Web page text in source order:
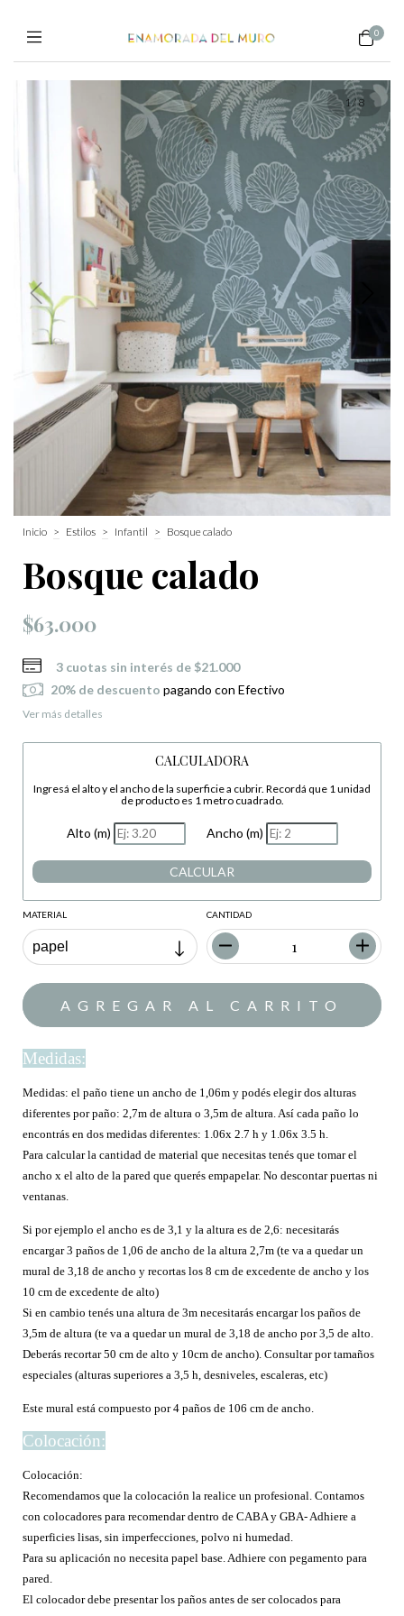
0
1/8
Inicio > Estilos > Infantil > Bosque calado
Bosque calado
$63.000
3 cuotas sin interés de $21.000
20% de descuento pagando con Efectivo
Ver más detalles
CALCULADORA
Ingresá el alto y el ancho de la superficie a cubrir. Recordá que 1 unidad
de producto es 1 metro cuadrado.
Alto (m) Ancho (m)
CALCULAR
MATERIAL CANTIDAD
Medidas:
Medidas: el paño tiene un ancho de 1,06m y podés elegir dos alturas
diferentes por paño: 2,7m de altura o 3,5m de altura. Así cada paño lo
encontrás en dos medidas diferentes: 1.06x 2.7 h y 1.06x 3.5 h.
Para calcular la cantidad de material que necesitas tenés que tomar el
ancho x el alto de la pared que querés empapelar. No descontar puertas ni
ventanas.
Si por ejemplo el ancho es de 3,1 y la altura es de 2,6: necesitarás
encargar 3 paños de 1,06 de ancho de la altura 2,7m (te va a quedar un
mural de 3,18 de ancho y recortas los 8 cm de excedente de ancho y los
10 cm de excedente de alto)
Si en cambio tenés una altura de 3m necesitarás encargar los paños de
3,5m de altura (te va a quedar un mural de 3,18 de ancho por 3,5 de alto.
Deberás recortar 50 cm de alto y 10cm de ancho). Consultar por tamaños
especiales (alturas superiores a 3,5 h, desniveles, escaleras, etc)
Este mural está compuesto por 4 paños de 106 cm de ancho.
Colocación:
Colocación:
Recomendamos que la colocación la realice un profesional. Contamos
con colocadores para recomendar dentro de CABA y GBA- Adhiere a
superficies lisas, sin imperfecciones, polvo ni humedad.
Para su aplicación no necesita papel base. Adhiere con pegamento para
pared.
El colocador debe presentar los paños antes de ser colocados para